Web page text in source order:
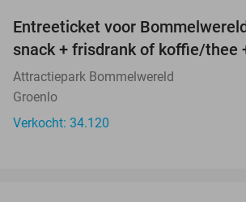
Entreeticket voor
snack + frisdrank of koffie/thee
Attractiepark Bommelwereld
Groenlo
Verkocht: 34.120